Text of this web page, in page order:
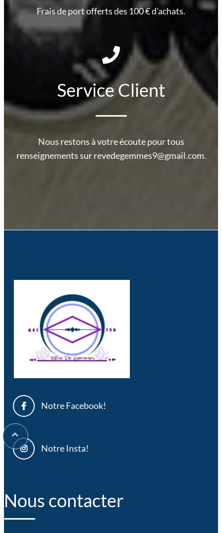
Frais de port offerts des 100 € d’achats.
Service Client
Nous restons à votre écoute pour tous
renseignements sur revedegemmes9@gmail.com.
Notre Facebook!
Notre Insta!
Nous contacter